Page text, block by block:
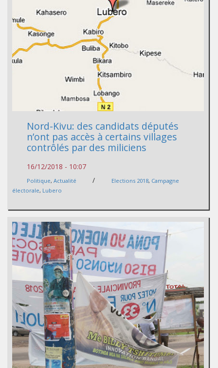
Nord-Kivu: des candidats députés
n’ont pas accès à certains villages
contrôlés par des miliciens
16/12/2018 - 10:07
Politique, Actualité / Elections 2018, Campagne
électorale, Lubero